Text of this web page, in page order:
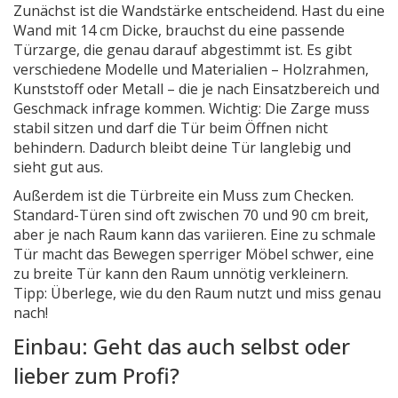
Zunächst ist die Wandstärke entscheidend. Hast du eine
Wand mit 14 cm Dicke, brauchst du eine passende
Türzarge, die genau darauf abgestimmt ist. Es gibt
verschiedene Modelle und Materialien – Holzrahmen,
Kunststoff oder Metall – die je nach Einsatzbereich und
Geschmack infrage kommen. Wichtig: Die Zarge muss
stabil sitzen und darf die Tür beim Öffnen nicht
behindern. Dadurch bleibt deine Tür langlebig und
sieht gut aus.
Außerdem ist die Türbreite ein Muss zum Checken.
Standard-Türen sind oft zwischen 70 und 90 cm breit,
aber je nach Raum kann das variieren. Eine zu schmale
Tür macht das Bewegen sperriger Möbel schwer, eine
zu breite Tür kann den Raum unnötig verkleinern.
Tipp: Überlege, wie du den Raum nutzt und miss genau
nach!
Einbau: Geht das auch selbst oder
lieber zum Profi?